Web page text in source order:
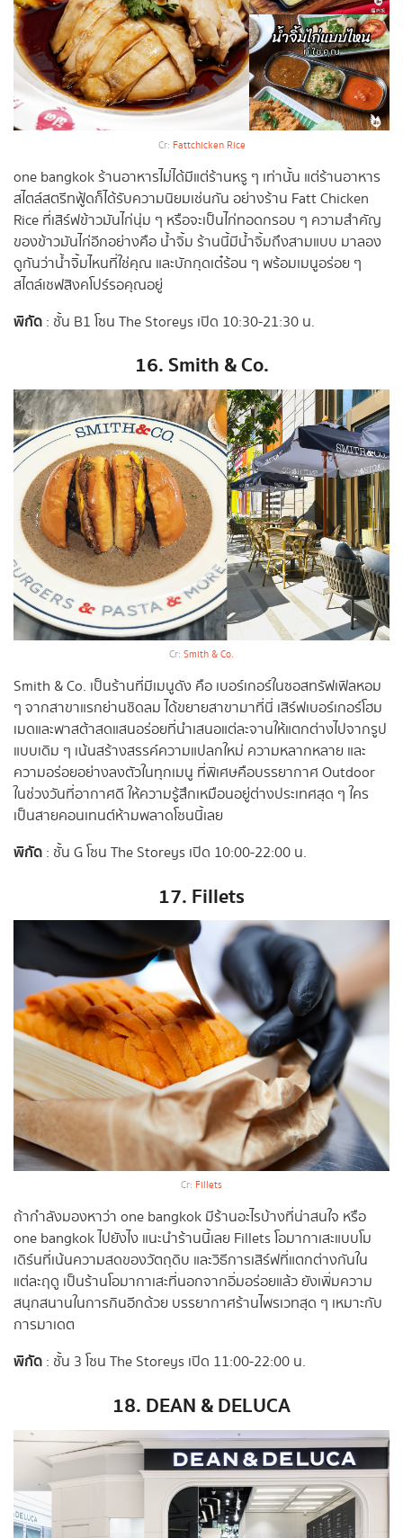
Cr: Fattchicken Rice
one bangkok ร้านอาหารไม่ได้มีแต่ร้านหรู ๆ เท่านั้น แต่ร้านอาหาร
สไตล์สตรีทฟู้ดก็ได้รับความนิยมเช่นกัน อย่างร้าน Fatt Chicken
Rice ที่เสิร์ฟข้าวมันไก่นุ่ม ๆ หรือจะเป็นไก่ทอดกรอบ ๆ ความสำคัญ
ของข้าวมันไก่อีกอย่างคือ น้ำจิ้ม ร้านนี้มีน้ำจิ้มถึงสามแบบ มาลอง
ดูกันว่าน้ำจิ้มไหนที่ใช่คุณ และบักกุดเต๋ร้อน ๆ พร้อมเมนูอร่อย ๆ
สไตล์เชฟสิงคโปร์รอคุณอยู่
พิกัด : ชั้น B1 โซน The Storeys เปิด 10:30-21:30 น.
16. Smith & Co.
Cr: Smith & Co.
Smith & Co. เป็นร้านที่มีเมนูดัง คือ เบอร์เกอร์ในซอสทรัฟเฟิลหอม
ๆ จากสาขาแรกย่านชิดลม ได้ขยายสาขามาที่นี่ เสิร์ฟเบอร์เกอร์โฮม
เมดและพาสต้าสดแสนอร่อยที่นำเสนอแต่ละจานให้แตกต่างไปจากรูป
แบบเดิม ๆ เน้นสร้างสรรค์ความแปลกใหม่ ความหลากหลาย และ
ความอร่อยอย่างลงตัวในทุกเมนู ที่พิเศษคือบรรยากาศ Outdoor
ในช่วงวันที่อากาศดี ให้ความรู้สึกเหมือนอยู่ต่างประเทศสุด ๆ ใคร
เป็นสายคอนเทนต์ห้ามพลาดโซนนี้เลย
พิกัด : ชั้น G โซน The Storeys เปิด 10:00-22:00 น.
17. Fillets
Cr: Fillets
ถ้ากำลังมองหาว่า one bangkok มีร้านอะไรบ้างที่น่าสนใจ หรือ
one bangkok ไปยังไง แนะนำร้านนี้เลย Fillets โอมากาเสะแบบโม
เดิร์นที่เน้นความสดของวัตถุดิบ และวิธีการเสิร์ฟที่แตกต่างกันใน
แต่ละฤดู เป็นร้านโอมากาเสะที่นอกจากอิ่มอร่อยแล้ว ยังเพิ่มความ
สนุกสนานในการกินอีกด้วย บรรยากาศร้านไพรเวทสุด ๆ เหมาะกับ
การมาเดต
พิกัด : ชั้น 3 โซน The Storeys เปิด 11:00-22:00 น.
18. DEAN & DELUCA